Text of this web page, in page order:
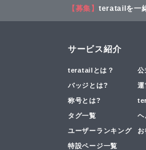
【募集】 teratailを一
サービス紹介
teratailとは？ 公
バッジとは? 運
称号とは?
タグ一覧 ヘ
ユーザーランキング
特設ページ一覧